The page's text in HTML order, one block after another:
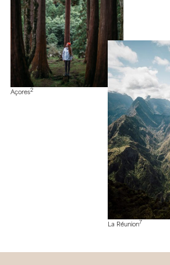
Açores2
La Réunion7